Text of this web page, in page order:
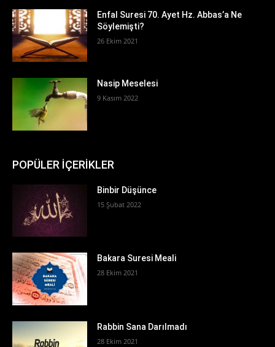
Enfal Suresi 70. Ayet Hz. Abbas’a Ne
Söylemişti?
26 Ekim 2021
Nasip Meselesi
9 Kasım 2022
POPÜLER İÇERİKLER
Binbir Düşünce
15 Şubat 2022
Bakara Suresi Meali
28 Ekim 2021
Rabbin Sana Darılmadı
28 Ekim 2021